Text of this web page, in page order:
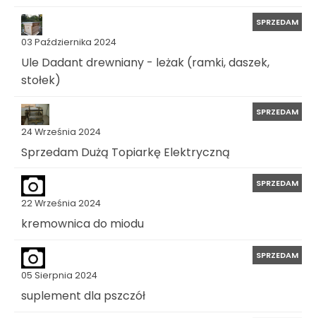
03 Października 2024
SPRZEDAM
Ule Dadant drewniany - leżak (ramki, daszek,
stołek)
24 Września 2024
SPRZEDAM
Sprzedam Dużą Topiarkę Elektryczną
22 Września 2024
SPRZEDAM
kremownica do miodu
05 Sierpnia 2024
SPRZEDAM
suplement dla pszczół